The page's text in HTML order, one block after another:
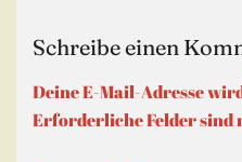
Schreibe einen
Deine E-Mail-Adresse
Erforderliche Felder sind